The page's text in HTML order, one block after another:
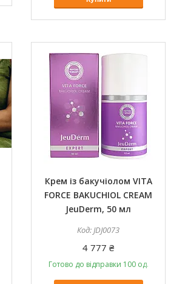
Крем із бакучіолом VITA
FORCE BAKUCHIOL CREAM
JeuDerm, 50 мл
JDJ0073
4 777 ₴
Готово до відправки 100 од.